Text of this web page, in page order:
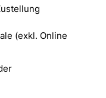
(exkl. Online